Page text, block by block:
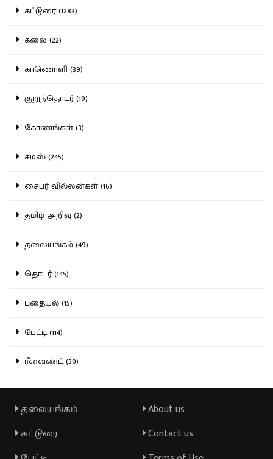
கட்டுரை (1283)
கலை (22)
காணொளி (39)
குறுந்தொடர் (19)
கோணங்கள் (3)
சமஸ் (245)
சைபர் வில்லன்கள் (16)
தமிழ் அறிவு (2)
தலையங்கம் (49)
தொடர் (145)
புதையல் (15)
பேட்டி (114)
ரீவைண்ட் (30)
தலையங்கம்
கட்டுரை
About us
Contact us